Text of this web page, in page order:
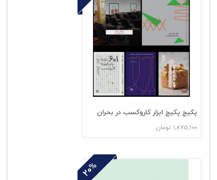
پکیج پکیج ابزار کاروکسب در بحران
1,875,100 تومان
20%